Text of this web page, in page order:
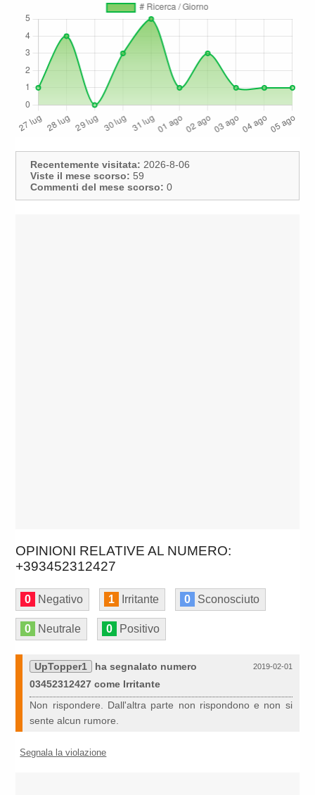
Recentemente visitata: 2026-8-06
Viste il mese scorso: 59
Commenti del mese scorso: 0
OPINIONI RELATIVE AL NUMERO:
+393452312427
0 Negativo 1 Irritante 0 Sconosciuto
0 Neutrale 0 Positivo
2019-02-01
UpTopper1
ha segnalato numero
03452312427 come Irritante
Non rispondere. Dall'altra parte non rispondono e non si
sente alcun rumore.
Segnala la violazione